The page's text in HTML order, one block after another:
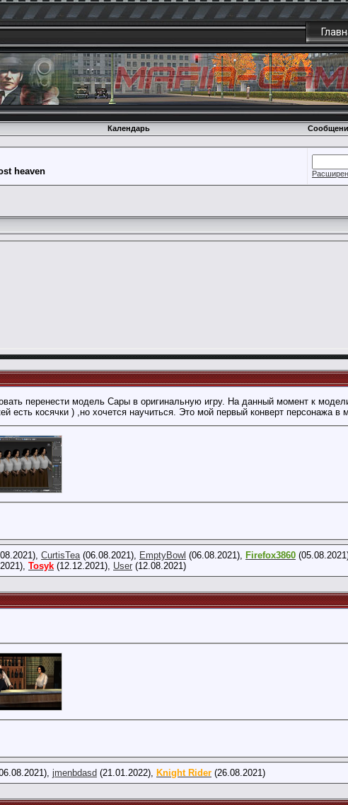
Календарь
heaven
17:42
перенести модель Сары в оригинальную игру. На данный момент к
есть косячки ) ,но хочется научиться. Это мой первый конверт персонажа
CurtisTea(06.08.2021), EmptyBowl (06.08.2021), Firefox3860
Tosyk (12.12.2021), User (12.08.2021)
jmenbdasd (21.01.2022), Knight Rider (26.08.2021)